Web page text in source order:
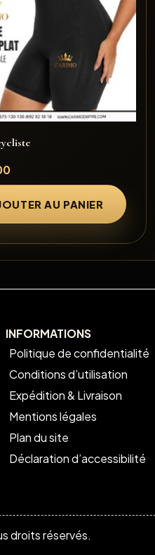
AU PANIER
INFORMATIONS
Politique de confidentialité
Conditions d’utilisation
Expédition & Livraison
Mentions légales
Plan du site
Déclaration d’accessibilité
droits réservés.